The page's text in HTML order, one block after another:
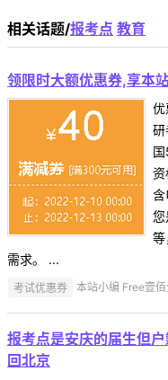
相关话题/报考点 教育
领限时大额优惠券,享本
优
研
资
含
您
等
需求。 ...
考试优惠券 本站小编 Free壹
报考点是安庆的届生但
回北京